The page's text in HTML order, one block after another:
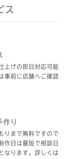
ス
上げの即日対応可能
事前に店舗へご確認
作り
りまで無料ですので
作日は最短で相談日
なります。詳しくは